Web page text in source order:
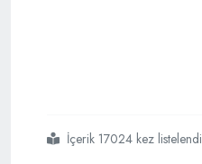
#kanadada
#taciz
#olaylarında
#artışİçerik 17024 kez listelendi